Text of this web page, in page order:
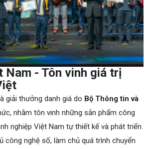
Nam - Tôn vinh giá trị
giải thưởng danh giá do Bộ Thông tin và
nhằm tôn vinh những sản phẩm công
nghiệp Việt Nam tự thiết kế và phát triển.
công nghệ số, làm chủ quá trình chuyển